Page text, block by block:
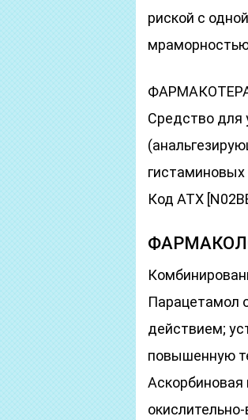
риской с
Средство для
гистаминовых
Код АТХ
Парацетамол
действием;
повышенную
Аскорбиновая